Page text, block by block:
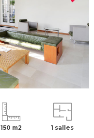
150 m2 1 salles